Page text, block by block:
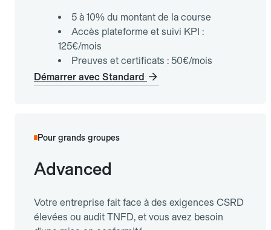
5 à 10% du montant de la course
Accès plateforme et suivi KPI :
125€/mois
Preuves et certificats : 50€/mois
Démarrer avec Standard
Pour grands groupes
Advanced
Votre entreprise fait face à des exigences CSRD
élevées ou audit TNFD, et vous avez besoin